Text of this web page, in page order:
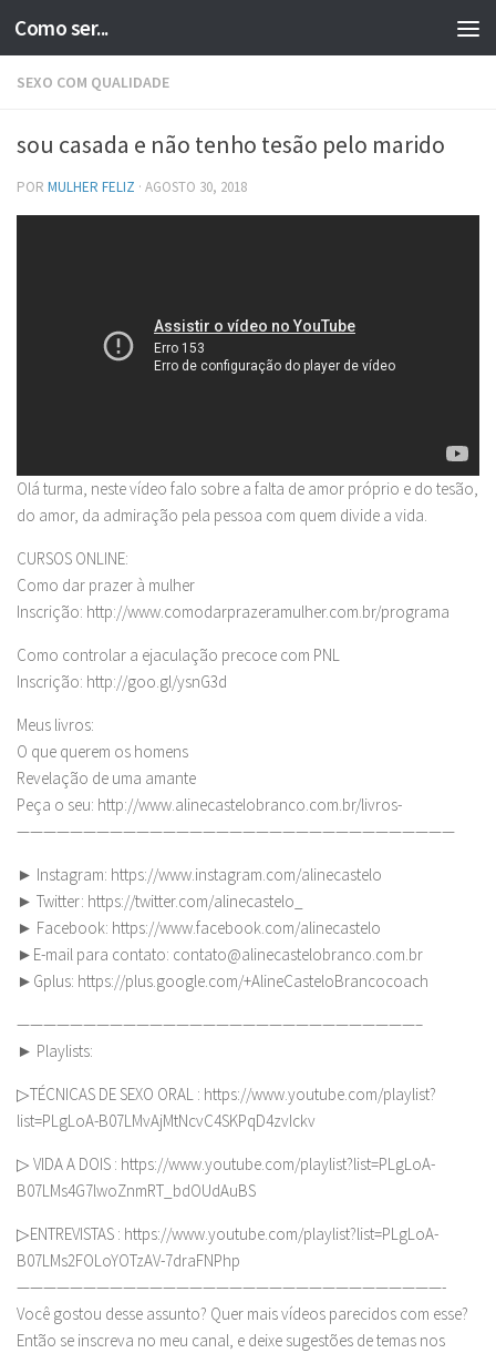
Skip to content
Como ser...
SEXO COM QUALIDADE
sou casada e não tenho tesão pelo marido
POR MULHER FELIZ · AGOSTO 30, 2018
Olá turma, neste vídeo falo sobre a falta de amor próprio e do tesão,
do amor, da admiração pela pessoa com quem divide a vida.
CURSOS ONLINE:
Como dar prazer à mulher
Inscrição: http://www.comodarprazeramulher.com.br/programa
Como controlar a ejaculação precoce com PNL
Inscrição: http://goo.gl/ysnG3d
Meus livros:
O que querem os homens
Revelação de uma amante
Peça o seu: http://www.alinecastelobranco.com.br/livros-
—————————————————————————————————
► Instagram: https://www.instagram.com/alinecastelo
► Twitter: https://twitter.com/alinecastelo_
► Facebook: https://www.facebook.com/alinecastelo
►E-mail para contato: contato@alinecastelobranco.com.br
►Gplus: https://plus.google.com/+AlineCasteloBrancocoach
——————————————————————————————–
► Playlists:
▷TÉCNICAS DE SEXO ORAL : https://www.youtube.com/playlist?
list=PLgLoA-B07LMvAjMtNcvC4SKPqD4zvIckv
▷ VIDA A DOIS : https://www.youtube.com/playlist?list=PLgLoA-
B07LMs4G7lwoZnmRT_bdOUdAuBS
▷ENTREVISTAS : https://www.youtube.com/playlist?list=PLgLoA-
B07LMs2FOLoYOTzAV-7draFNPhp
————————————————————————————————-
Você gostou desse assunto? Quer mais vídeos parecidos com esse?
Então se inscreva no meu canal, e deixe sugestões de temas nos